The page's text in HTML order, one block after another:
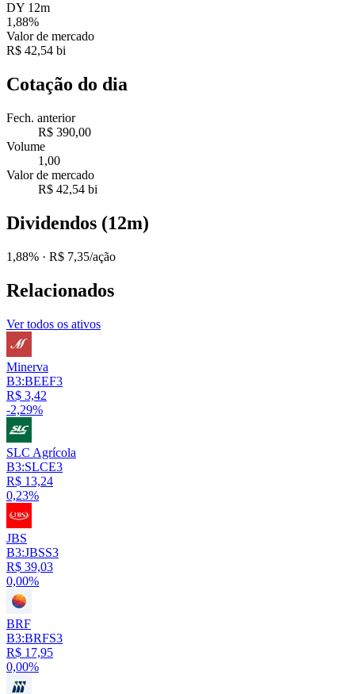
DY 12m
1,88%
Valor de mercado
R$ 42,54 bi
Cotação do dia
Fech. anterior
R$ 390,00
Volume
1,00
Valor de mercado
R$ 42,54 bi
Dividendos (12m)
1,88% · R$ 7,35/ação
Relacionados
Ver todos os ativos
Minerva
B3:BEEF3
R$ 3,42
-2,29%
SLC Agrícola
B3:SLCE3
R$ 13,24
0,23%
JBS
B3:JBSS3
R$ 39,03
0,00%
BRF
B3:BRFS3
R$ 17,95
0,00%